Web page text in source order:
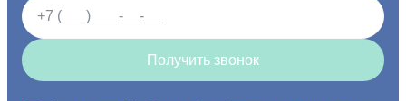
Получить звонок